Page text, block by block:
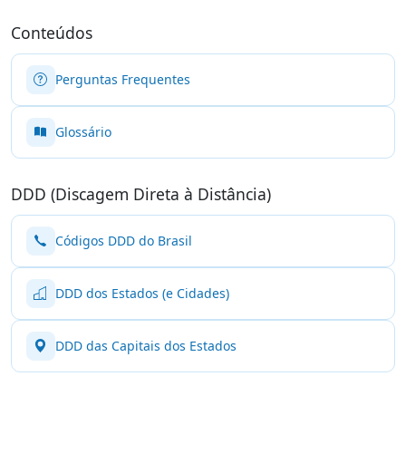
Conteúdos
Perguntas Frequentes
Glossário
DDD (Discagem Direta à Distância)
Códigos DDD do Brasil
DDD dos Estados (e Cidades)
DDD das Capitais dos Estados